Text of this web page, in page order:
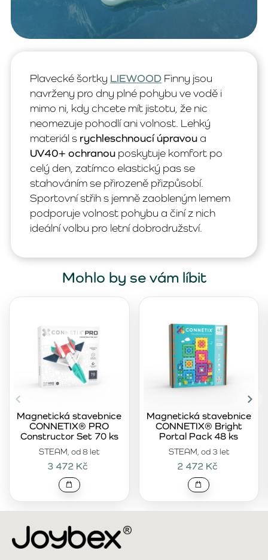
Plavecké šortky LIEWOOD Finny jsou
navrženy pro dny plné pohybu ve vodě i
mimo ni, kdy chcete mít jistotu, že nic
neomezuje pohodlí ani volnost. Lehký
materiál s rychleschnoucí úpravoua
UV40+ ochranou poskytuje komfort po
celý den, zatímco elastický pas se
stahováním se přirozeně přizpůsobí.
Sportovní střih s jemně zaobleným lemem
podporuje volnost pohybu a činí z nich
ideální volbu pro letní dobrodružství.
Mohlo by se vám líbit
STEAM, od 8 let
Magnetická stavebnice
CONNETIX® PRO
Constructor Set 70 ks
3 472 Kč
STEAM, od 3 let
Magnetická stavebnice
CONNETIX® Bright
Portal Pack 48 ks
2 472 Kč